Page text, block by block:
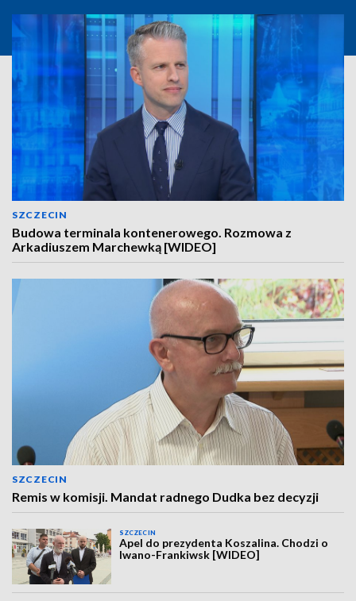
SZCZECIN
Budowa terminala kontenerowego. Rozmowa z
Arkadiuszem Marchewką [WIDEO]
SZCZECIN
Remis w komisji. Mandat radnego Dudka bez decyzji
SZCZECIN
Apel do prezydenta Koszalina. Chodzi o
Iwano-Frankiwsk [WIDEO]